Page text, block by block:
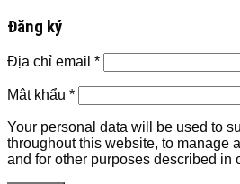
Đăng ký
Địa chỉ email *
Mật khẩu *
Your personal data will be used to
throughout this website, to manage
and for other purposes described in